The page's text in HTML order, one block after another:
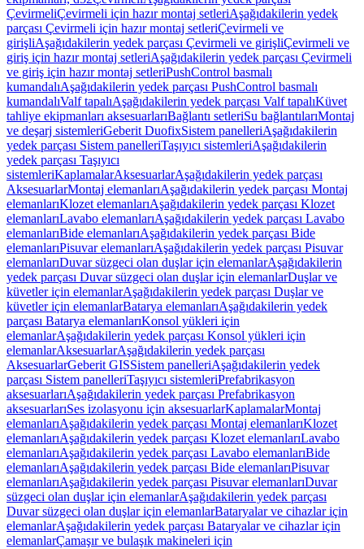
ÇevirmeliÇevirmeli için hazır montaj setleriAşağıdakilerin yedek
parçası Çevirmeli için hazır montaj setleriÇevirmeli ve
girişliAşağıdakilerin yedek parçası Çevirmeli ve girişliÇevirmeli ve
giriş için hazır montaj setleriAşağıdakilerin yedek parçası Çevirmeli
ve giriş için hazır montaj setleriPushControl basmalı
kumandalıAşağıdakilerin yedek parçası PushControl basmalı
kumandalıValf tapalıAşağıdakilerin yedek parçası Valf tapalıKüvet
tahliye ekipmanları aksesuarlarıBağlantı setleriSu bağlantılarıMontaj
ve deşarj sistemleriGeberit DuofixSistem panelleriAşağıdakilerin
yedek parçası Sistem panelleriTaşıyıcı sistemleriAşağıdakilerin
yedek parçası Taşıyıcı
sistemleriKaplamalarAksesuarlarAşağıdakilerin yedek parçası
AksesuarlarMontaj elemanlarıAşağıdakilerin yedek parçası Montaj
elemanlarıKlozet elemanlarıAşağıdakilerin yedek parçası Klozet
elemanlarıLavabo elemanlarıAşağıdakilerin yedek parçası Lavabo
elemanlarıBide elemanlarıAşağıdakilerin yedek parçası Bide
elemanlarıPisuvar elemanlarıAşağıdakilerin yedek parçası Pisuvar
elemanlarıDuvar süzgeci olan duşlar için elemanlarAşağıdakilerin
yedek parçası Duvar süzgeci olan duşlar için elemanlarDuşlar ve
küvetler için elemanlarAşağıdakilerin yedek parçası Duşlar ve
küvetler için elemanlarBatarya elemanlarıAşağıdakilerin yedek
parçası Batarya elemanlarıKonsol yükleri için
elemanlarAşağıdakilerin yedek parçası Konsol yükleri için
elemanlarAksesuarlarAşağıdakilerin yedek parçası
AksesuarlarGeberit GISSistem panelleriAşağıdakilerin yedek
parçası Sistem panelleriTaşıyıcı sistemleriPrefabrikasyon
aksesuarlarıAşağıdakilerin yedek parçası Prefabrikasyon
aksesuarlarıSes izolasyonu için aksesuarlarKaplamalarMontaj
elemanlarıAşağıdakilerin yedek parçası Montaj elemanlarıKlozet
elemanlarıAşağıdakilerin yedek parçası Klozet elemanlarıLavabo
elemanlarıAşağıdakilerin yedek parçası Lavabo elemanlarıBide
elemanlarıAşağıdakilerin yedek parçası Bide elemanlarıPisuvar
elemanlarıAşağıdakilerin yedek parçası Pisuvar elemanlarıDuvar
süzgeci olan duşlar için elemanlarAşağıdakilerin yedek parçası
Duvar süzgeci olan duşlar için elemanlarBataryalar ve cihazlar için
elemanlarAşağıdakilerin yedek parçası Bataryalar ve cihazlar için
elemanlarÇamaşır ve bulaşık makineleri için